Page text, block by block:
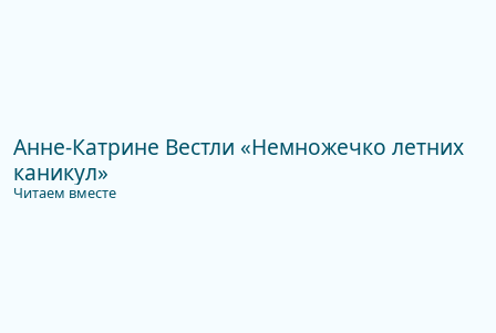
Анне-Катрине Вестли «Немножечко летних
каникул»
Читаем вместе